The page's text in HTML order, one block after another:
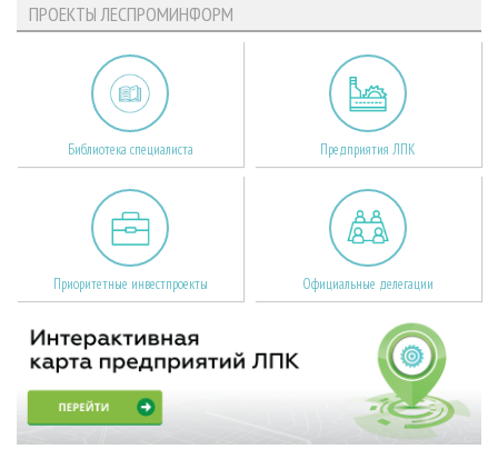
ПРОЕКТЫ ЛЕСПРОМИНФОРМ
Библиотека специалиста Предприятия ЛПК
Приоритетные инвестпроекты Официальные делегации